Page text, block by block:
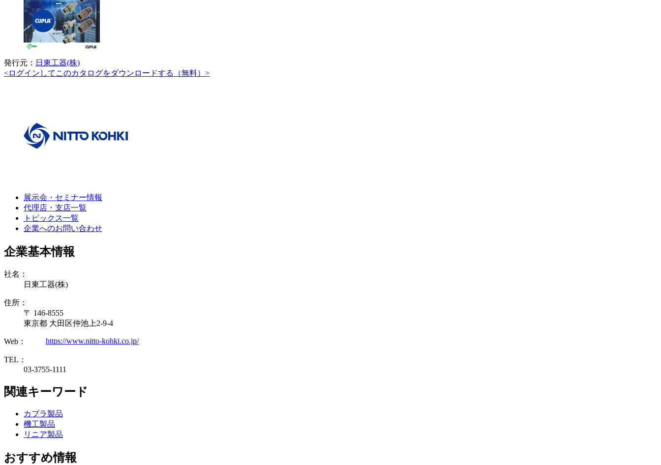
発行元： 日東工器(株)
<ログインしてこのカタログをダウンロードする（無料）>
展示会・セミナー情報
代理店・支店一覧
トピックス一覧
企業へのお問い合わせ
企業基本情報
社名：
日東工器(株)
住所：
〒 146-8555
東京都 大田区仲池上2-9-4
Web： https://www.nitto-kohki.co.jp/
TEL：
03-3755-1111
関連キーワード
カプラ製品
機工製品
リニア製品
おすすめ情報